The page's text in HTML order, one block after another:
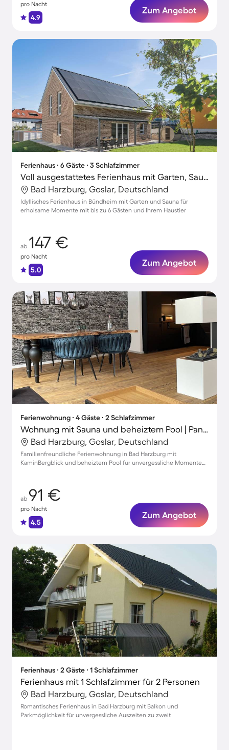
pro Nacht
4.9
Zum Angebot
Ferienhaus ∙ 6 Gäste ∙ 3 Schlafzimmer
Voll ausgestattetes Ferienhaus mit Garten, Sauna und Grill | Naturblick | Haustiere sind willkommen
Bad Harzburg, Goslar, Deutschland
Idyllisches Ferienhaus in Bündheim mit Garten und Sauna für
erholsame Momente mit bis zu 6 Gästen und Ihrem Haustier
ab 147 €
pro Nacht
5.0
Zum Angebot
Ferienwohnung ∙ 4 Gäste ∙ 2 Schlafzimmer
Wohnung mit Sauna und beheiztem Pool | Panoramablick
Bad Harzburg, Goslar, Deutschland
Familienfreundliche Ferienwohnung in Bad Harzburg mit
KaminBergblick und beheiztem Pool für unvergessliche Momente
ab 91 €
pro Nacht
4.5
Zum Angebot
Ferienhaus ∙ 2 Gäste ∙ 1 Schlafzimmer
Ferienhaus mit 1 Schlafzimmer für 2 Personen
Bad Harzburg, Goslar, Deutschland
Romantisches Ferienhaus in Bad Harzburg mit Balkon und
Parkmöglichkeit für unvergessliche Auszeiten zu zweit